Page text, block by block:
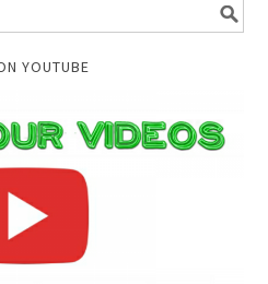
YOUTUBE